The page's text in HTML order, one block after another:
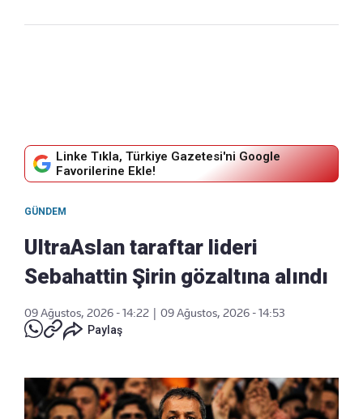
Linke Tıkla, Türkiye Gazetesi'ni Google
Favorilerine Ekle!
GÜNDEM
UltraAslan taraftar lideri
Sebahattin Şirin gözaltına alındı
09 Ağustos, 2026 - 14:22
09 Ağustos, 2026 - 14:53
Paylaş